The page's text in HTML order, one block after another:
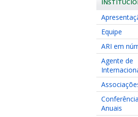
Equipe
ARI em
Agente de
Anuais